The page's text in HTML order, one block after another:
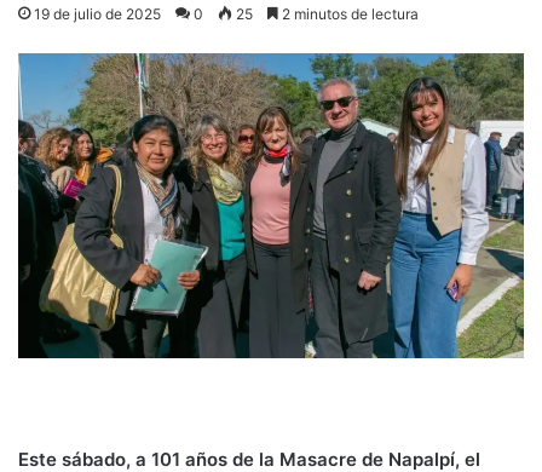
19 de julio de 2025 0 25 2 minutos de lectura
Este sábado, a 101 años de la Masacre de Napalpí, el